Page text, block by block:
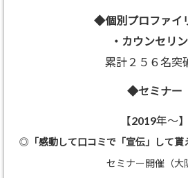
◆個別プロファイ
・カウンセリ
累計２５６名突
◆セミナー
【2019年～】
◎ 「感動して口コミで「宣伝」して貰
セミナー開催（大